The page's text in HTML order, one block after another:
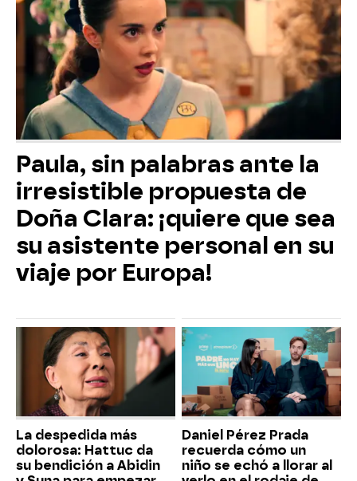
Paula, sin palabras ante la
irresistible propuesta de
Doña Clara: ¡quiere que sea
su asistente personal en su
viaje por Europa!
La despedida más
dolorosa: Hattuc da
su bendición a Abidin
Daniel Pérez Prada
recuerda cómo un
niño se echó a llorar al